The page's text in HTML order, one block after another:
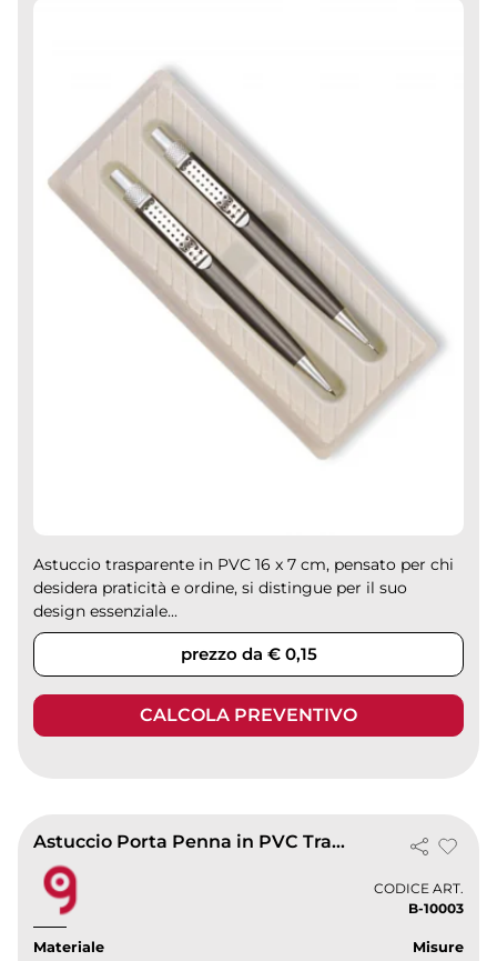
Astuccio trasparente in PVC 16 x 7 cm, pensato per chi
desidera praticità e ordine, si distingue per il suo
design essenziale...
prezzo da € 0,15
CALCOLA PREVENTIVO
Astuccio Porta Penna in PVC Trasparente 16,5x7,2 cm
CODICE ART.
B-10003
Materiale
Misure